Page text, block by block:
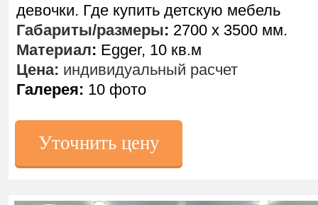
девочки. Где купить детскую мебель
Габариты/размеры: 2700 х 3500 мм.
Материал: Egger, 10 кв.м
Цена: индивидуальный расчет
Галерея: 10 фото
Уточнить цену